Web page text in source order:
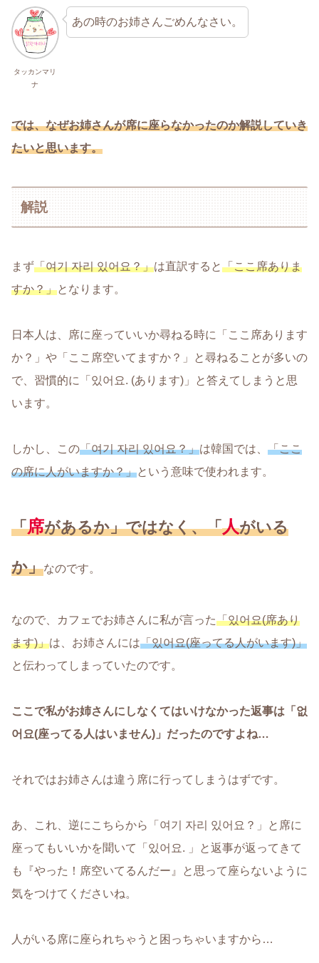
タッカンマリ
ナ
あの時のお姉さんごめんなさい。
では、なぜお姉さんが席に座らなかったのか解説していき
たいと思います。
解説
まず「여기 자리 있어요？」は直訳すると「ここ席ありま
すか？」となります。
日本人は、席に座っていいか尋ねる時に「ここ席あります
か？」や「ここ席空いてますか？」と尋ねることが多いの
で、習慣的に「있어요. (あります)」と答えてしまうと思
います。
しかし、この「여기 자리 있어요？」は韓国では、 「ここ
の席に人がいますか？」という意味で使われます。
「席があるか」ではなく、「人がいる
か」なのです。
なので、カフェでお姉さんに私が言った「있어요(席あり
ます)」は、お姉さんには「있어요(座ってる人がいます)」
と伝わってしまっていたのです。
ここで私がお姉さんにしなくてはいけなかった返事は「없
어요(座ってる人はいません)」だったのですよね…
それではお姉さんは違う席に行ってしまうはずです。
あ、これ、逆にこちらから「여기 자리 있어요？」と席に
座ってもいいかを聞いて「있어요. 」と返事が返ってきて
も『やった！席空いてるんだー』と思って座らないように
気をつけてくださいね。
人がいる席に座られちゃうと困っちゃいますから…